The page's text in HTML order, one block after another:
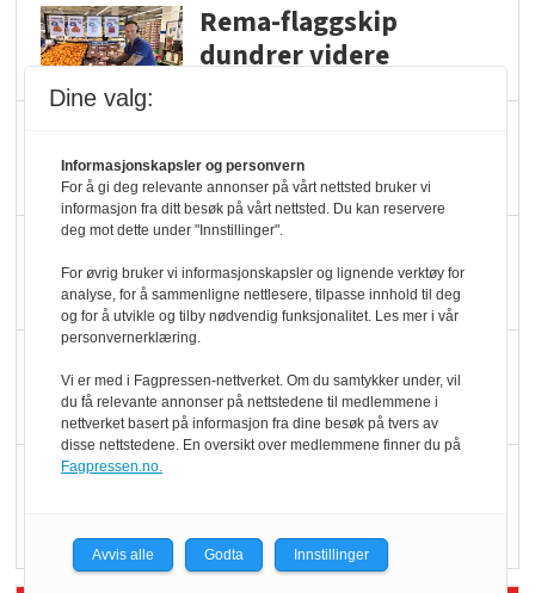
Rema-flaggskip
dundrer videre
ølsalget
Færre varer, men fulle
hyller
KI lager mat i butikken
Dine valg:
Informasjonskapsler og personvern
For å gi deg relevante annonser på vårt nettsted bruker vi
informasjon fra ditt besøk på vårt nettsted. Du kan reservere
deg mot dette under "Innstillinger".
For øvrig bruker vi informasjonskapsler og lignende verktøy for
analyse, for å sammenligne nettlesere, tilpasse innhold til deg
og for å utvikle og tilby nødvendig funksjonalitet. Les mer i vår
personvernerklæring.
Vi er med i Fagpressen-nettverket. Om du samtykker under, vil
du få relevante annonser på nettstedene til medlemmene i
nettverket basert på informasjon fra dine besøk på tvers av
disse nettstedene. En oversikt over medlemmene finner du på
Fagpressen.no.
Avvis alle Godta Innstillinger